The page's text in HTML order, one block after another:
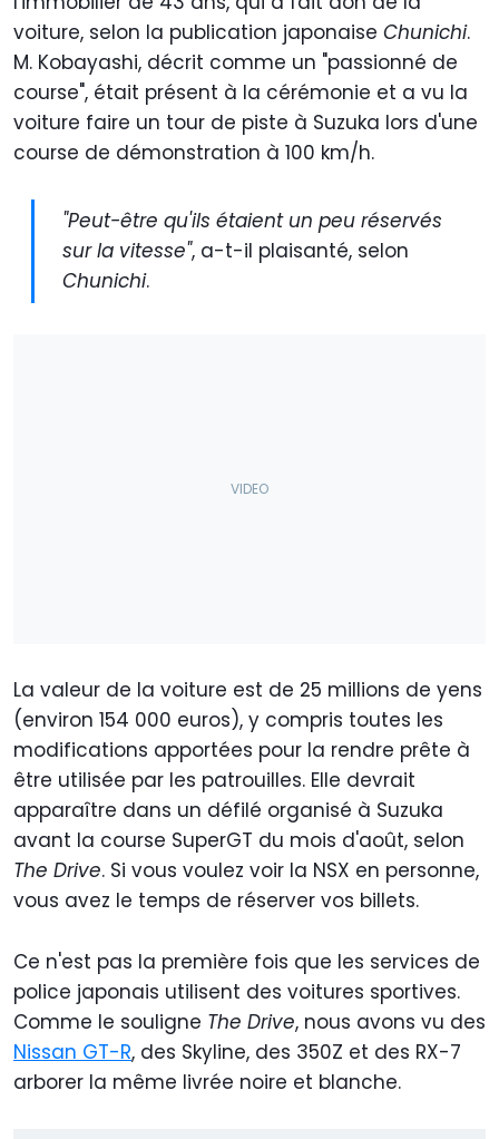
voiture, selon la publication japonaise Chunichi.
M. Kobayashi, décrit comme un "passionné de
course", était présent à la cérémonie et a vu la
voiture faire un tour de piste à Suzuka lors d'une
course de démonstration à 100 km/h.
"Peut-être qu'ils étaient un peu réservés
sur la vitesse", a-t-il plaisanté, selon
Chunichi.
La valeur de la voiture est de 25 millions de yens
(environ 154 000 euros), y compris toutes les
modifications apportées pour la rendre prête à
être utilisée par les patrouilles. Elle devrait
apparaître dans un défilé organisé à Suzuka
avant la course SuperGT du mois d'août, selon
The Drive. Si vous voulez voir la NSX en personne,
vous avez le temps de réserver vos billets.
Ce n'est pas la première fois que les services de
police japonais utilisent des voitures sportives.
Comme le souligne The Drive, nous avons vu des
Nissan GT-R, des Skyline, des 350Z et des RX-7
arborer la même livrée noire et blanche.